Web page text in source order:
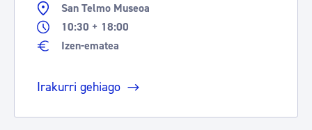
San Telmo Museoa
10:30 + 18:00
Izen-ematea
Irakurri gehiago